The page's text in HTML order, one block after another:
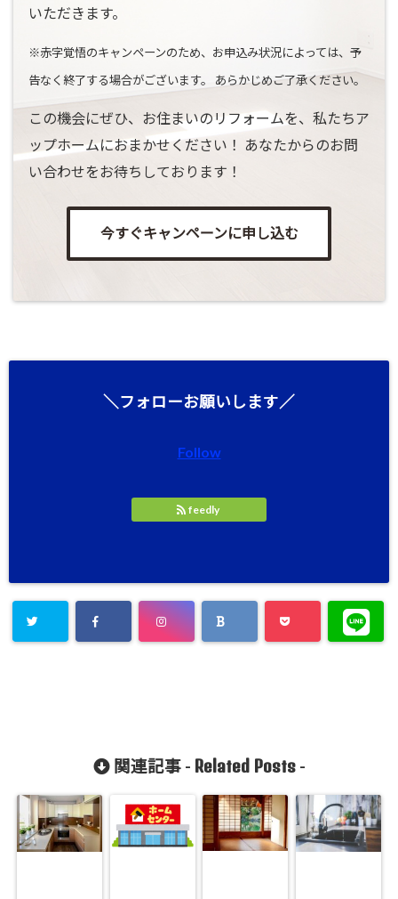
いただきます。
※赤字覚悟のキャンペーンのため、お申込み状況によっては、予
告なく終了する場合がございます。 あらかじめご了承ください。
この機会にぜひ、お住まいのリフォームを、私たちア
ップホームにおまかせください！ あなたからのお問
い合わせをお待ちしております！
今すぐキャンペーンに申し込む
＼フォローお願いします／
Follow
feedly
関連記事 - Related Posts-